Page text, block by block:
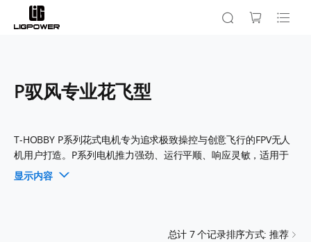
P驭风专业花飞型
T-HOBBY P系列花式电机专为追求极致操控与创意飞行的FPV无人
机用户打造。P系列电机推力强劲、运行平顺、响应灵敏，适用于
花式、影视及高性能FPV无人机。坚固耐用的结构与多种KV选择，
确保每次飞行都稳定可靠。无论是专业飞手还是发烧友，P系列花
显示内容
总计 7个记录排序方式: 推荐